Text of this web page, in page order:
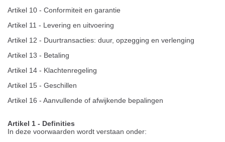
Artikel 10 - Conformiteit en garantie
Artikel 11 - Levering en uitvoering
Artikel 12 - Duurtransacties: duur, opzegging en verlenging
Artikel 13 - Betaling
Artikel 14 - Klachtenregeling
Artikel 15 - Geschillen
Artikel 16 - Aanvullende of afwijkende bepalingen
Artikel 1 - Definities
In deze voorwaarden wordt verstaan onder: